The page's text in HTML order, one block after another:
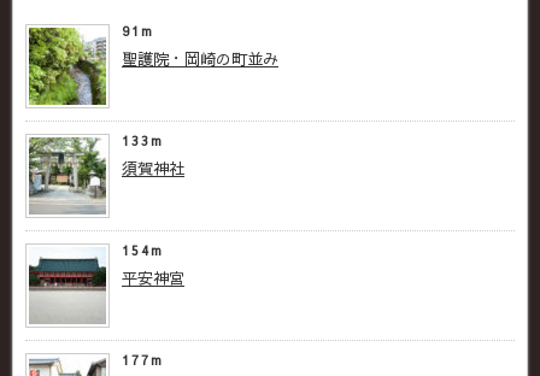
91m
聖護院・岡崎の町並み
133m
須賀神社
154m
平安神宮
177m